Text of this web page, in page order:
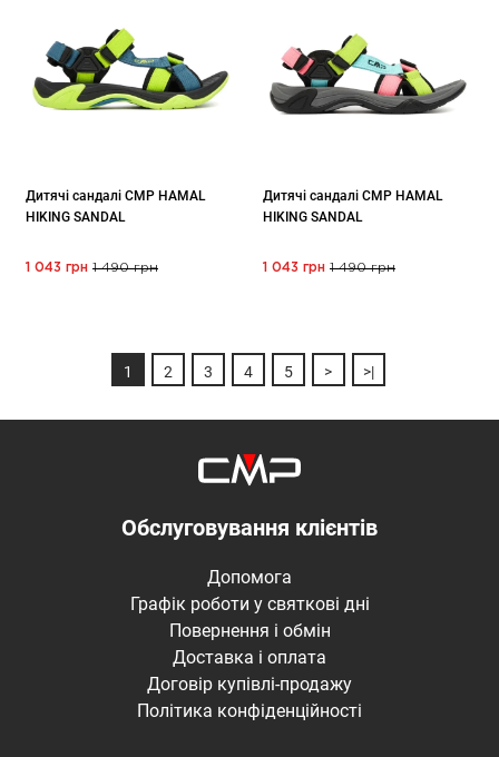
Дитячі сандалі CMP HAMAL
HIKING SANDAL
1 043 грн 1 490 грн
Дитячі сандалі CMP HAMAL
HIKING SANDAL
1 043 грн 1 490 грн
1 2 3 4 5 > >|
Обслуговування клієнтів
Допомога
Графік роботи у святкові дні
Повернення і обмін
Доставка і оплата
Договір купівлі-продажу
Політика конфіденційності